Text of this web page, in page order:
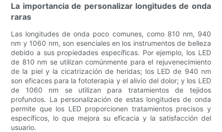
La importancia de personalizar longitudes de onda
raras
Las longitudes de onda poco comunes, como 810 nm, 940
nm y 1060 nm, son esenciales en los instrumentos de belleza
debido a sus propiedades específicas. Por ejemplo, los LED
de 810 nm se utilizan comúnmente para el rejuvenecimiento
de la piel y la cicatrización de heridas; los LED de 940 nm
son eficaces para la fototerapia y el alivio del dolor; y los LED
de 1060 nm se utilizan para tratamientos de tejidos
profundos. La personalización de estas longitudes de onda
permite que los LED proporcionen tratamientos precisos y
específicos, lo que mejora su eficacia y la satisfacción del
usuario.